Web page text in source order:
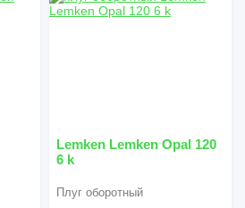
Lemken Lemken Opal 120
6 k
Плуг оборотный